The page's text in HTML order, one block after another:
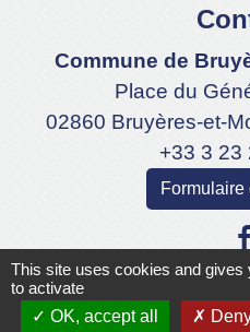
Commune de
Place du
02860 Bruyères-et-
+33 3 23
Formulaire
This site uses cookies and
to activate
OK, accept all